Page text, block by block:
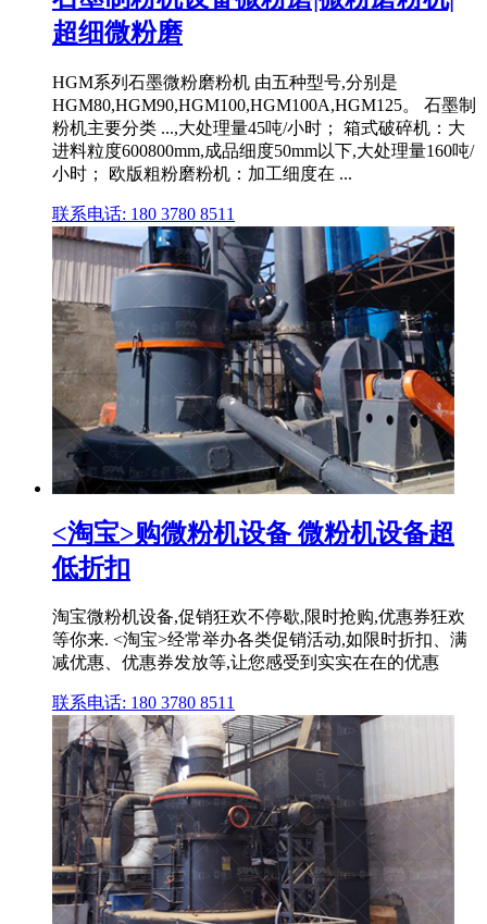
超细微粉磨
HGM系列石墨微粉磨粉机 由五种型号,分别是
HGM80,HGM90,HGM100,HGM100A,HGM125。 石墨制
粉机主要分类 ...,大处理量45吨/小时； 箱式破碎机：大
进料粒度600800mm,成品细度50mm以下,大处理量160吨/
小时； 欧版粗粉磨粉机：加工细度在 ...
联系电话: 180 3780 8511
<淘宝>购微粉机设备 微粉机设备超
低折扣
淘宝微粉机设备,促销狂欢不停歇,限时抢购,优惠券狂欢
等你来. <淘宝>经常举办各类促销活动,如限时折扣、满
减优惠、优惠券发放等,让您感受到实实在在的优惠
联系电话: 180 3780 8511